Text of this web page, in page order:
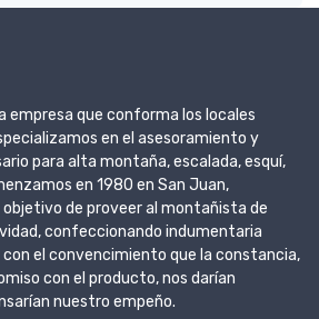
empresa que conforma los locales
en el asesoramiento y
para alta montaña, escalada, esquí,
en 1980 en San Juan,
de proveer al montañista de
confeccionando indumentaria
el convencimiento que la constancia,
con el producto, nos darían
nuestro empeño.